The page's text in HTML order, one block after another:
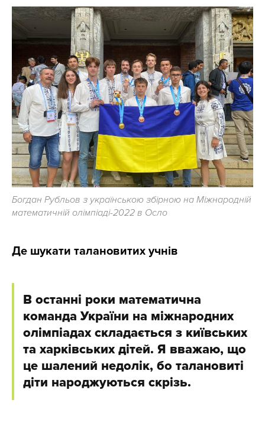
Богдан Рубльов з українською збірною на Міжнародній
математичній олімпіаді-2022 в Осло
Де шукати талановитих учнів
В останні роки математична
команда України на міжнародних
олімпіадах складається з київських
та харківських дітей. Я вважаю, що
це шалений недолік, бо талановиті
діти народжуються скрізь.